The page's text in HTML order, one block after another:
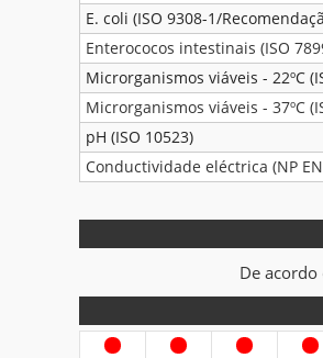
E. coli (ISO 9308-1/
Enterococos intestinais (ISO
Microrganismos viáveis - 22ºC
Microrganismos viáveis - 37ºC
pH (ISO 10523)
Conductividade eléctrica (NP
De
Histórico